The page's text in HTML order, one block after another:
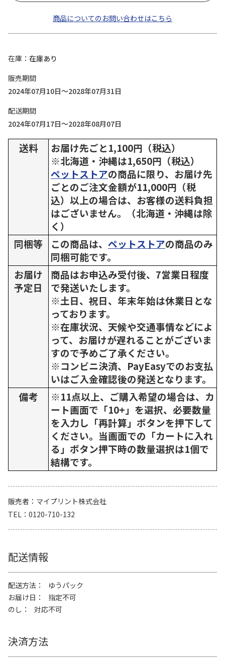
商品についてのお問い合わせはこちら
在庫
在庫あり
販売期間
2024年07月10日～2028年07月31日
配送期間
2024年07月17日～2028年08月07日
送料
お届け先ごと1,100円（税込）
※北海道・沖縄は1,650円（税込）
ペットストアの商品に限り、お届け先
ごとのご注文金額が11,000円（税
込）以上の場合は、お客様の送料負担
はございません。（北海道・沖縄は除
く）
同梱等
この商品は、 ペットストアの商品のみ
同梱可能です。
お届け
予定日
商品はお申込み受付後、7営業日程度
で発送いたします。
※土日、祝日、年末年始は休業日とな
っております。
※在庫状況、天候や交通事情などによ
って、お届けが遅れることがございま
すので予めご了承ください。
※コンビニ決済、PayEasyでのお支払
いはご入金確認後の発送となります。
備考
※11点以上、ご購入希望の場合は、カ
ート画面で「10+」を選択、必要数量
を入力し「再計算」ボタンを押下して
ください。当画面での「カートに入れ
る」ボタン押下時の数量選択は1個で
結構です。
販売者
マイプリント株式会社
TEL
0120-710-132
配送情報
配送方法
ゆうパック
お届け日
指定不可
のし
対応不可
決済方法